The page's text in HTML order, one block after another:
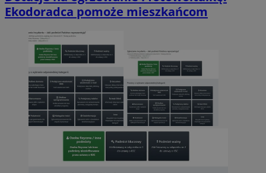
Ekodoradca pomoże mieszkańcom